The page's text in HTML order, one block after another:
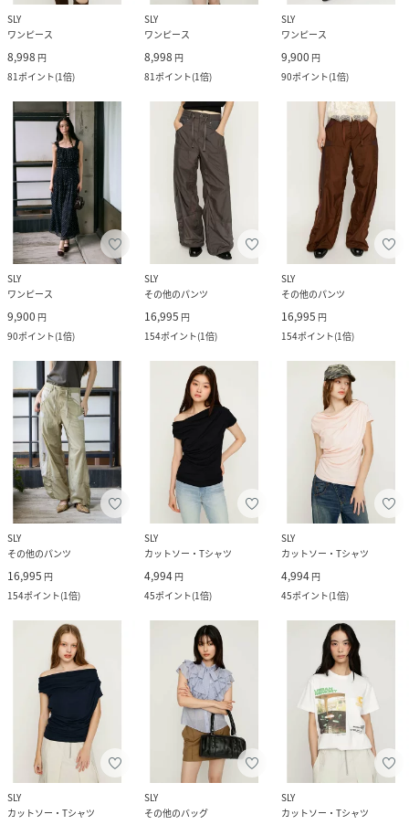
SLY
ワンピース
8,998 円
81ポイント(1倍)
SLY
ワンピース
8,998 円
81ポイント(1倍)
SLY
ワンピース
9,900 円
90ポイント(1倍)
SLY
ワンピース
9,900 円
90ポイント(1倍)
SLY
その他のパンツ
16,995 円
154ポイント(1倍)
SLY
その他のパンツ
16,995 円
154ポイント(1倍)
SLY
その他のパンツ
16,995 円
154ポイント(1倍)
SLY
カットソー・Tシャツ
4,994 円
45ポイント(1倍)
SLY
カットソー・Tシャツ
4,994 円
45ポイント(1倍)
SLY
カットソー・Tシャツ
SLY
その他のバッグ
SLY
カットソー・Tシャツ